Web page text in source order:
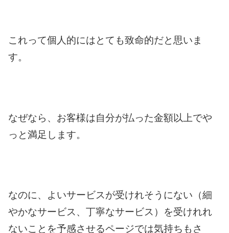
これって個人的にはとても致命的だと思いま
す。
なぜなら、お客様は自分が払った金額以上でや
っと満足します。
なのに、よいサービスが受けれそうにない （細
やかなサービス、丁寧なサービス）を受けれれ
ないことを予感させるページでは気持ちもさ